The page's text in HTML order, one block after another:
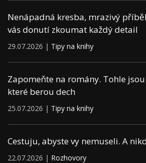
Nenápadná kresba, mrazivý
vás donutí zkoumat každý detail
29.07.2026 | Tipy na knihy
Zapomeňte na romány. Tohle
které berou dech
25.07.2026 | Tipy na knihy
Cestuju, abyste vy nemuseli. A
22.07.2026 | Rozhovory